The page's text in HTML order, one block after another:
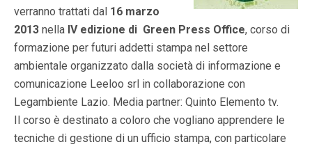
verranno trattati dal 16 marzo
2013 nella IV edizione di Green Press Office, corso di
formazione per futuri addetti stampa nel settore
ambientale organizzato dalla società di informazione e
comunicazione Leeloo srl in collaborazione con
Legambiente Lazio. Media partner: Quinto Elemento tv.
Il corso è destinato a coloro che vogliano apprendere le
tecniche di gestione di un ufficio stampa, con particolare